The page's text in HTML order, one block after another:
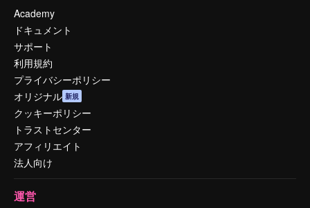
Academy
ドキュメント
サポート
利用規約
プライバシーポリシー
オリジナル 新規
クッキーポリシー
トラストセンター
アフィリエイト
法人向け
運営